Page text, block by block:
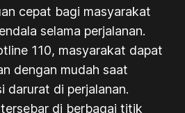
cepat bagi masyarakat
selama perjalanan.
110, masyarakat dapat
dengan mudah saat
darurat di perjalanan.
di berbagai titik